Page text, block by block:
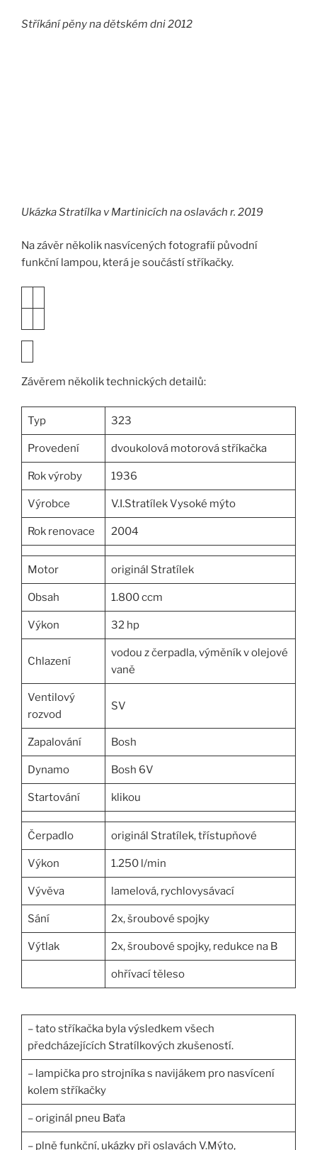
Stříkání pěny na dětském dni 2012
Ukázka Stratílka v Martinicích na oslavách r. 2019
Na závěr několik nasvícených fotografií původní
funkční lampou, která je součástí stříkačky.
Závěrem několik technických detailů:
Typ 323
Provedení dvoukolová motorová stříkačka
Rok výroby 1936
Výrobce V.I.Stratílek Vysoké mýto
Rok renovace 2004
Motor originál Stratílek
Obsah 1.800 ccm
Výkon 32 hp
Chlazení
vodou z čerpadla, výměník v olejové
vaně
Ventilový
rozvod
SV
Zapalování Bosh
Dynamo Bosh 6V
Startování klikou
Čerpadlo originál Stratílek, třístupňové
Výkon 1.250 l/min
Vývěva lamelová, rychlovysávací
Sání 2x, šroubové spojky
Výtlak 2x, šroubové spojky, redukce na B
ohřívací těleso
– tato stříkačka byla výsledkem všech
předcházejících Stratílkových zkušeností.
– lampička pro strojníka s navijákem pro nasvícení
kolem stříkačky
– originál pneu Baťa
– plně funkční, ukázky při oslavách V.Mýto,